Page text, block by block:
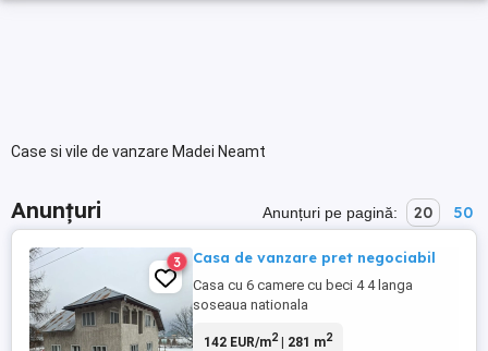
Case si vile de vanzare Madei Neamt
Anunțuri Anunțuri pe pagină: 20 50
3 Casa de vanzare pret negociabil
Casa cu 6 camere cu beci 4 4 langa
soseaua nationala
142 EUR/m2| 281 m2